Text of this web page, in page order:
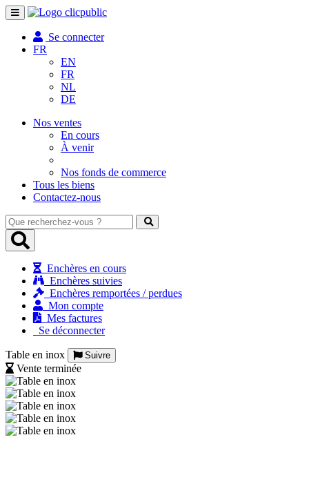
Toggle
navigation
Se connecter
FR
EN
FR
NL
DE
Nos ventes
En cours
À venir
Nos fonds de commerce
Tous les biens
Contactez-nous
Que
recherchez-
vous
Enchères en cours
Enchères suivies
Enchères remportées / perdues
Mon compte
Mes factures
Se déconnecter
Table en inox Suivre
Vente terminée